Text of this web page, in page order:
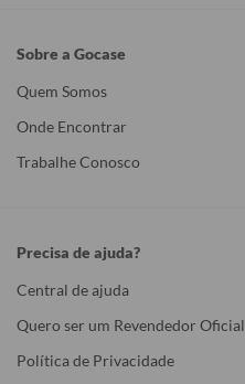
Sobre a Gocase
Quem Somos
Onde Encontrar
Trabalhe Conosco
Precisa de ajuda?
Central de ajuda
Quero ser um Revendedor Oficial
Política de Privacidade